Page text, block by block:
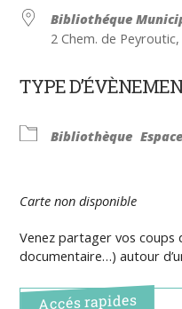
Bibliothéque
2 Chem. de
TYPE
Bibliothèque
Carte non disponible
Venez partager vos
documentaire…) autour
Accés rapides